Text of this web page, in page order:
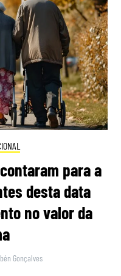
para a
desta data
no valor da
Gonçalves